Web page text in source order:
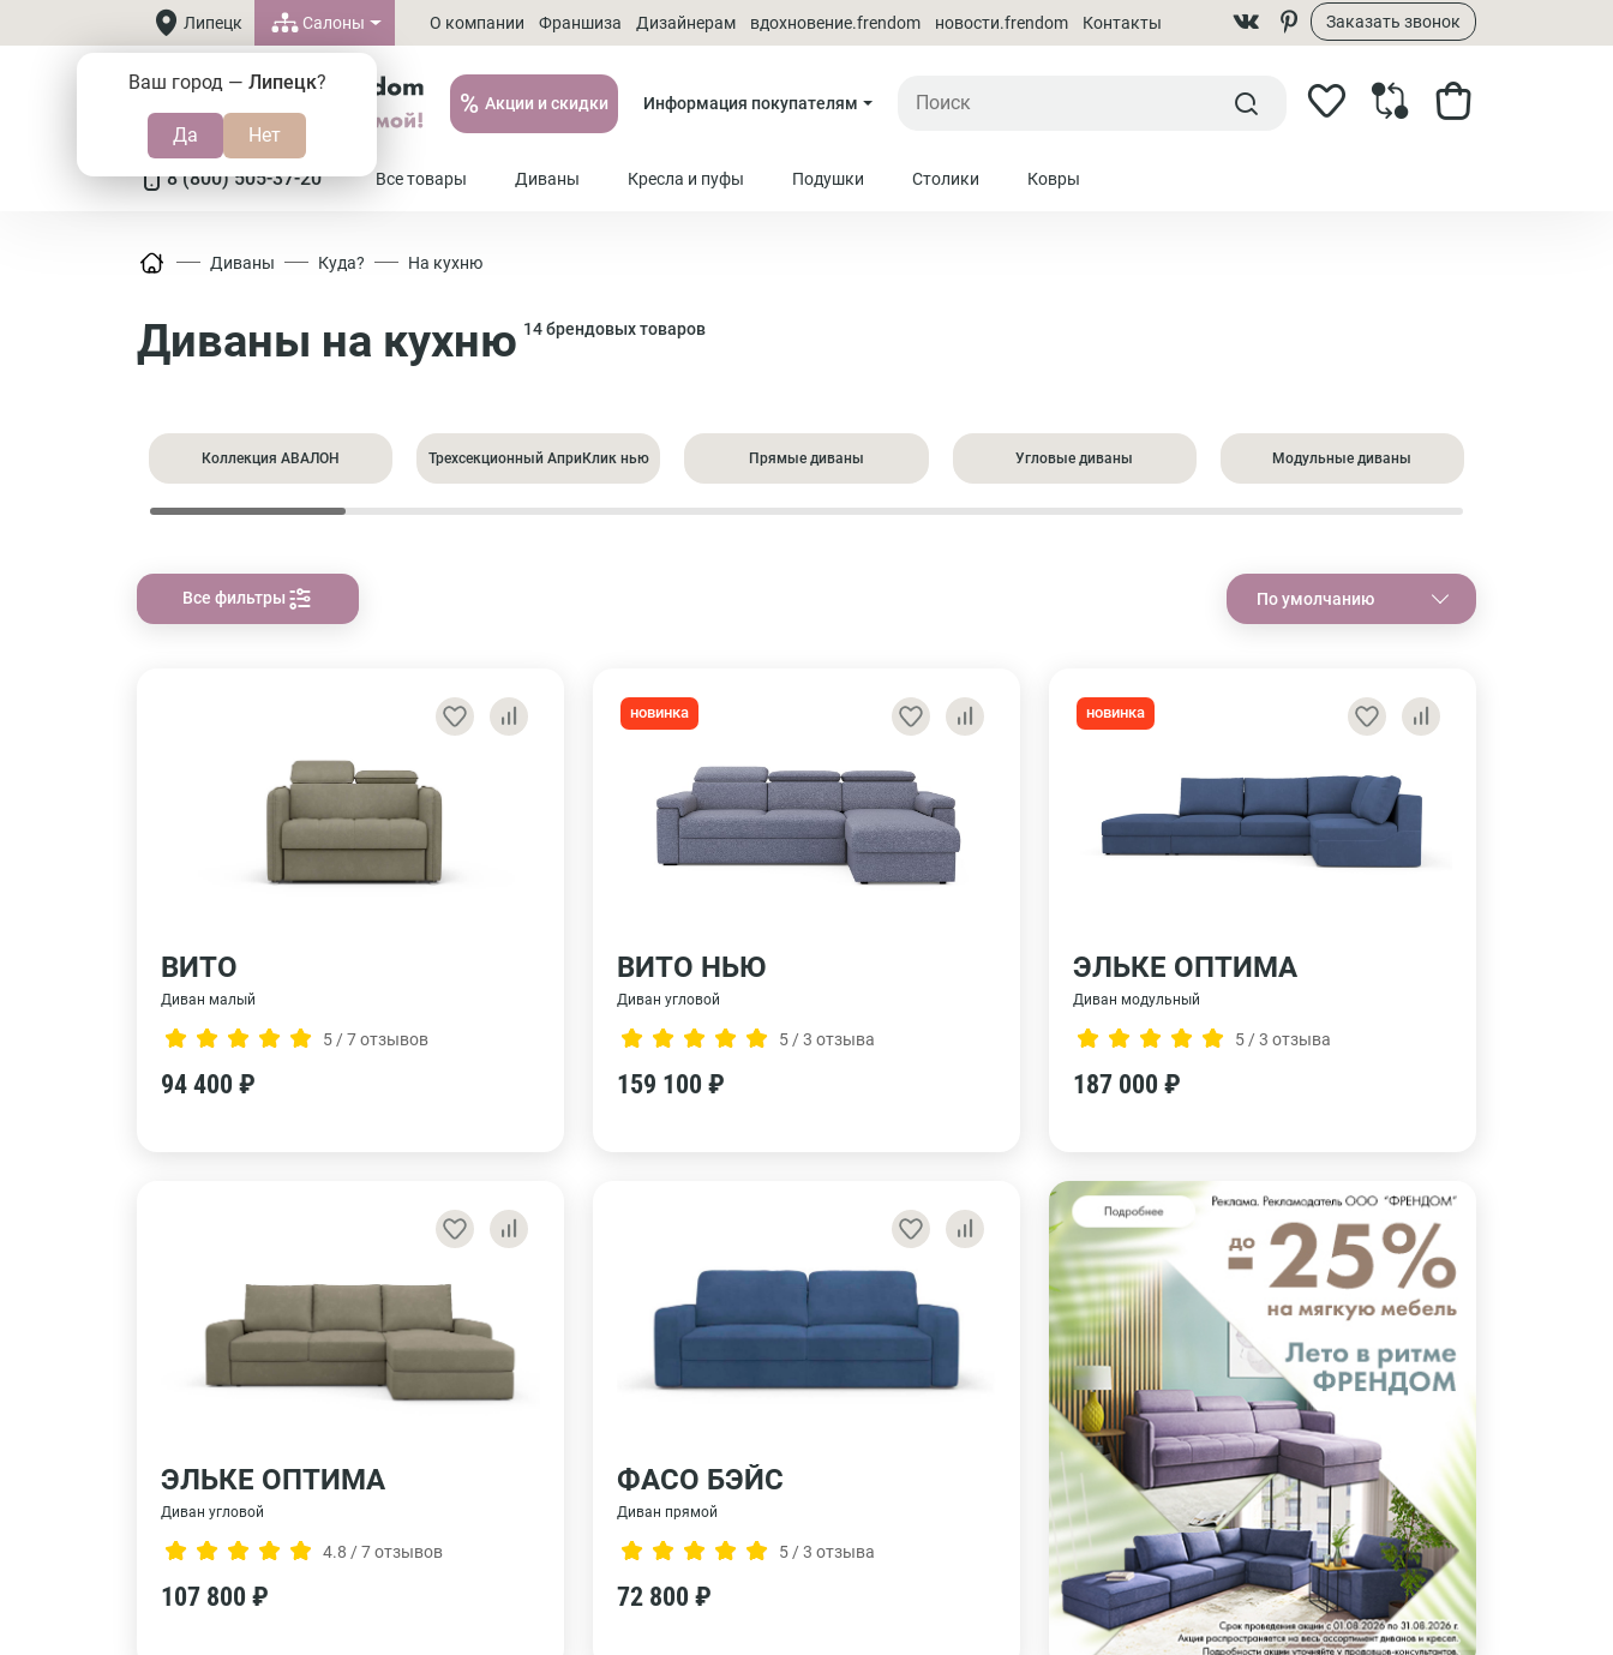
Липецк
Ваш город — Липецк?
Салоны О компании Франшиза Дизайнерам вдохновение.frendom новости.frendom Контакты Заказать звонок
% Акции и скидки Информация покупателям
8 (800) 505-37-20 Все товары Диваны Кресла и пуфы Подушки Столики Ковры
Диваны Куда? На кухню
Диваны на кухню 14 брендовых товаров
Коллекция АВАЛОН Трехсекционный АприКлик нью Прямые диваны Угловые диваны Модульные диваны
Все фильтры По умолчанию
ВИТО
Диван малый
5 / 7 отзывов
94 400 ₽
новинка
ВИТО НЬЮ
Диван угловой
5 / 3 отзыва
159 100 ₽
новинка
ЭЛЬКЕ ОПТИМА
Диван модульный
5 / 3 отзыва
187 000 ₽
ЭЛЬКЕ ОПТИМА
Диван угловой
4.8 / 7 отзывов
107 800 ₽
ФАСО БЭЙС
Диван прямой
5 / 3 отзыва
72 800 ₽